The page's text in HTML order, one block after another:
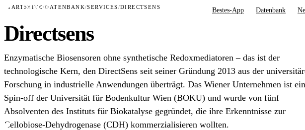
Bestes-App Datenbank
STARTSEITE/DATENBANK/SERVICES/DIRECTSENS
Directsens
Enzymatische Biosensoren ohne synthetische Redoxmediatoren – das ist der
technologische Kern, den DirectSens seit seiner Gründung 2013 aus der
Forschung in industrielle Anwendungen überträgt. Das Wiener Unternehmen ist ein
Spin-off der Universität für Bodenkultur Wien (BOKU) und wurde von fünf
Absolventen des Instituts für Biokatalyse gegründet, die ihre Erkenntnisse zur
Cellobiose-Dehydrogenase (CDH) kommerzialisieren wollten.